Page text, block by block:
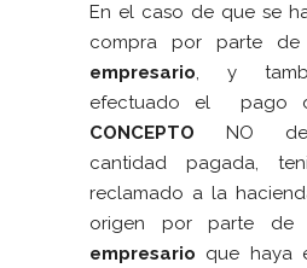
En el caso de que se
compra por parte
empresario, y
efectuado el pago
CONCEPTO
NO
cantidad pagada,
reclamado a la
origen por parte
empresario que haya